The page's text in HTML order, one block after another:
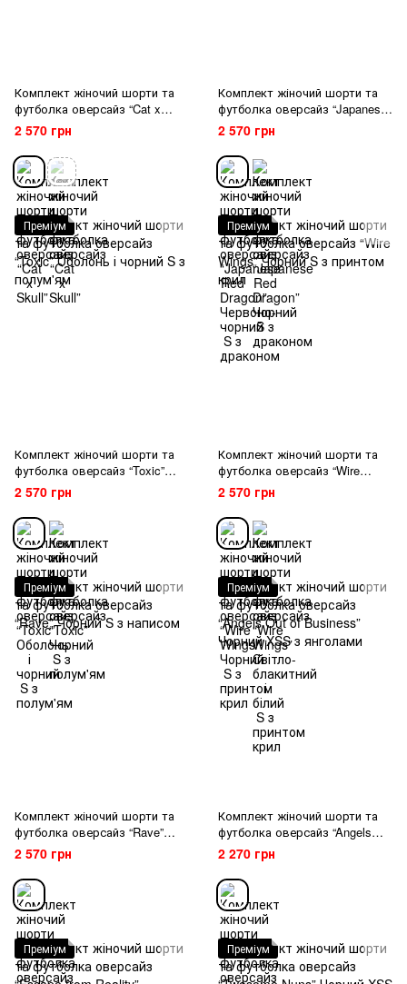
Комплект жіночий шорти та
футболка оверсайз “Cat x
Skull”
2 570 грн
Комплект жіночий шорти та
футболка оверсайз “Japanese
Red Dragon” Червоно-чорний S
з драконом
2 570 грн
Преміум
Комплект жіночий шорти та
футболка оверсайз “Toxic”
Оболонь і чорний S з
полум'ям
2 570 грн
Преміум
Комплект жіночий шорти та
футболка оверсайз “Wire
Wings” Чорний S з принтом
крил
2 570 грн
Преміум
Комплект жіночий шорти та
футболка оверсайз “Rave”
Чорний S з написом
2 570 грн
Преміум
Комплект жіночий шорти та
футболка оверсайз “Angels
Out of Business” Чорний XSS з
янголами
2 270 грн
Преміум Преміум